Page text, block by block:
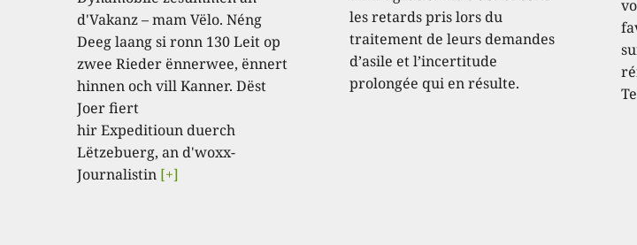
d'Vakanz – mam Vëlo. Néng
Deeg laang si ronn 130 Leit op
zwee Rieder ënnerwee, ënnert
hinnen och vill Kanner. Dëst
Joer fiert
hir Expeditioun duerch
Lëtzebuerg, an d'woxx-
Journalistin [+]
les retards pris lors du
traitement de leurs demandes
d’asile et l’incertitude
prolongée qui en résulte.